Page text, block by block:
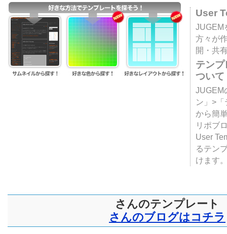
User
JUGEM
方々が
開・共
テン
ついて
JUGEM
ン」>
から簡
リポブ
User
るテン
けます
さんのテンプレート
さんのブログはコチラ